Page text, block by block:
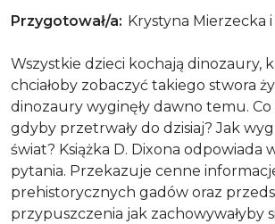
Przygotował/a Krystyna Mierzecka
Wszystkie dzieci kochają dinozaury,
chciałoby zobaczyć takiego stwora
dinozaury wyginęły dawno temu. Co
gdyby przetrwały do dzisiaj? Jak
świat? Książka D. Dixona odpowiada
pytania. Przekazuje cenne
prehistorycznych gadów oraz
przypuszczenia jak zachowywałyby